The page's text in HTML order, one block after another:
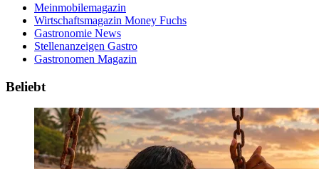
Meinmobilemagazin
Wirtschaftsmagazin Money Fuchs
Gastronomie News
Stellenanzeigen Gastro
Gastronomen Magazin
Beliebt